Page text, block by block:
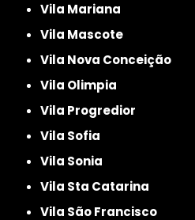
Vila Mariana
Vila Mascote
Vila Nova Conceição
Vila Olimpia
Vila Progredior
Vila Sofia
Vila Sonia
Vila Sta Catarina
Vila São Francisco